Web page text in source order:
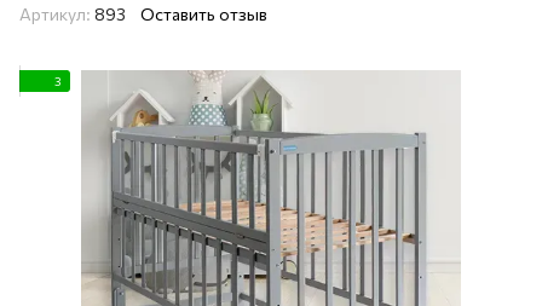
Артикул: 893 Оставить отзыв
3